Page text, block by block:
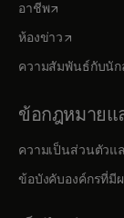
อาชีพopens in a
ห้องข่าว opens in
ความสัมพันธ์กับนัก
ข้อกฎหมายแ
ความเป็นส่วนตัวแ
ข้อบังคับองค์กรที่มี